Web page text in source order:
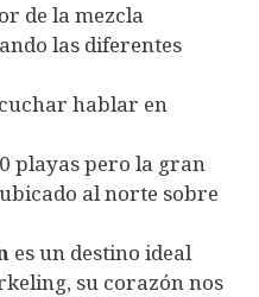
de la mezcla
las diferentes
hablar en
playas pero la gran
al norte sobre
es un destino ideal
su corazón nos